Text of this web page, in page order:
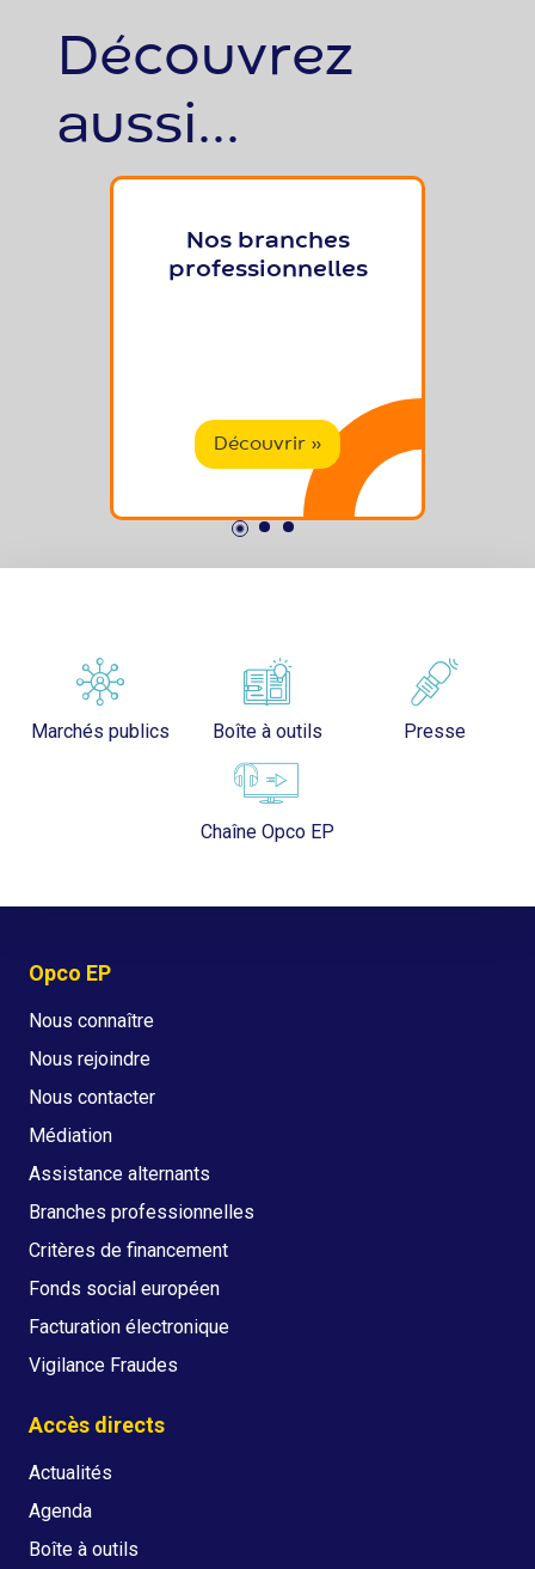
Découvrez
aussi...
Nos branches
professionnelles
Découvrir »
Marchés publics Boîte à outils Presse
Chaîne Opco EP
Opco EP
Nous connaître
Nous rejoindre
Nous contacter
Médiation
Assistance alternants
Branches professionnelles
Critères de financement
Fonds social européen
Facturation électronique
Vigilance Fraudes
Accès directs
Actualités
Agenda
Boîte à outils